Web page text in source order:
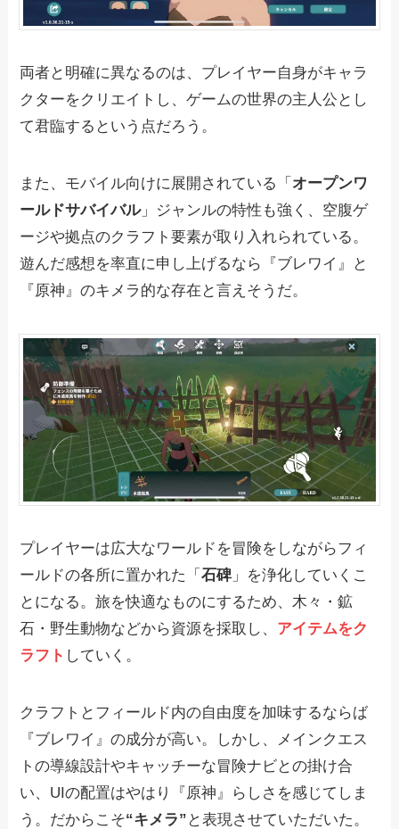
両者と明確に異なるのは、プレイヤー自身がキャラ
クターをクリエイトし、ゲームの世界の主人公とし
て君臨するという点だろう。
また、モバイル向けに展開されている「 オープンワ
ールドサバイバル」ジャンルの特性も強く、空腹ゲ
ージや拠点のクラフト要素が取り入れられている。
遊んだ感想を率直に申し上げるなら『ブレワイ』と
『原神』のキメラ的な存在と言えそうだ。
プレイヤーは広大なワールドを冒険をしながらフィ
ールドの各所に置かれた「石碑」を浄化していくこ
とになる。旅を快適なものにするため、木々・鉱
石・野生動物などから資源を採取し、 アイテムをク
ラフト していく。
クラフトとフィールド内の自由度を加味するならば
『ブレワイ』の成分が高い。しかし、メインクエス
トの導線設計やキャッチーな冒険ナビとの掛け合
い、UIの配置はやはり『原神』らしさを感じてしま
う。だからこそ“キメラ” と表現させていただいた。